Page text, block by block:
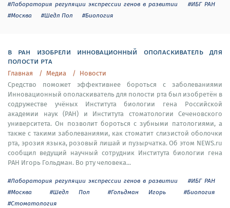
#Лаборатория регуляции экспрессии генов в развитии
#ИБГ РАН
#Москва
#Шедл Пол #Биология
в ран изобрели инновационный ополаскиватель для
полости рта
Главная Медиа
Новости
Средство поможет эффективнее бороться с заболеваниями
Инновационный ополаскиватель для полости рта был изобретён в
содружестве учёных Института биологии гена Российской
академии наук (РАН) и Института стоматологии Сеченовского
университета. Он позволит бороться с зубными патологиями, а
также с такими заболеваниями, как стоматит слизистой оболочки
рта, эрозия языка, розовый лишай и пузырчатка. Об этом NEWS.ru
сообщил ведущий научный сотрудник Института биологии гена
РАН Игорь Гольдман. Во рту человека...
#Лаборатория регуляции экспрессии генов в развитии
#ИБГ РАН
#Москва
#Шедл Пол #Гольдман Игорь
#Биология
#Стоматология